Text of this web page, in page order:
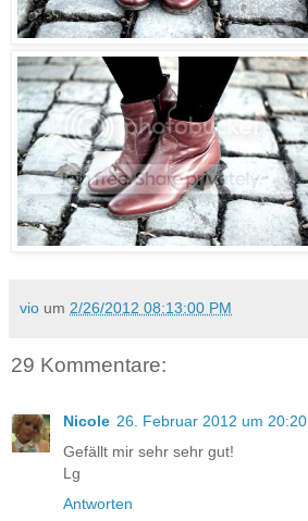
vio um 2/26/2012 08:13:00 PM
29 Kommentare:
Nicole 26. Februar 2012 um 20:20
Gefällt mir sehr sehr gut!
Lg
Antworten